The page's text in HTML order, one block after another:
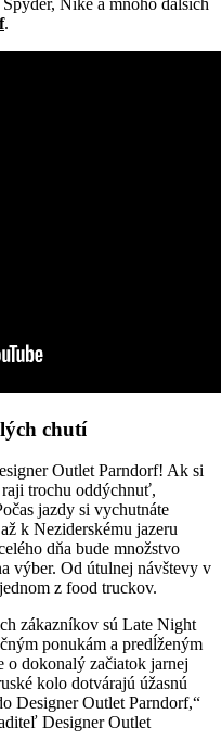
.
chutí
Outlet Parndorf! Ak si
trochu oddýchnuť,
jazdy si vychutnáte
k Neziderskému jazeru
dňa bude množstvo
výber. Od útulnej návštevy v
z food truckov.
zákazníkov sú Late Night
ponukám a predĺženým
o dokonalý začiatok jarnej
kolo dotvárajú úžasnú
Designer Outlet Parndorf,“
Designer Outlet